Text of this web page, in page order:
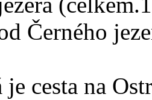
Černého
je cesta na